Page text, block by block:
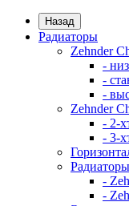
Назад
Радиаторы
Zehnder
-
-
-
Zehnder
- 2-
- 3-
-
-